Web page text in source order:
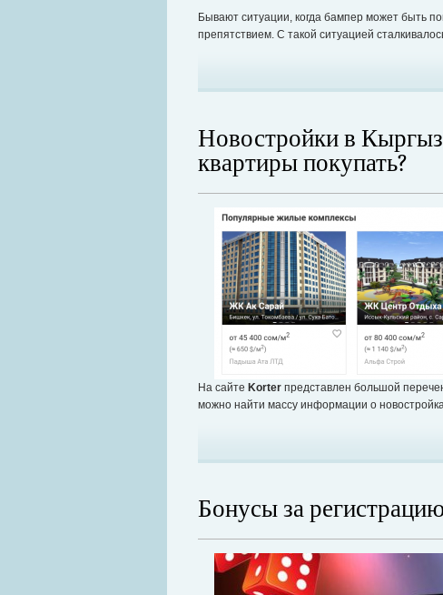
Бывают ситуации, когда бампер может быть
препятствием. С такой ситуацией
Новостройки в
квартиры покупать?
На сайте Korter представлен большой
можно найти массу информации о
Бонусы за